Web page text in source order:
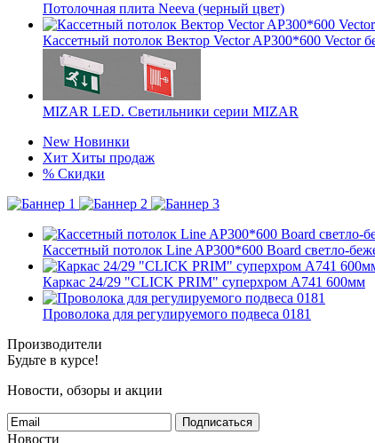
Потолочная плита Neeva (черный цвет)
Кассетный потолок Вектор Vector AP300*600 Vector
MIZAR LED. Светильники серии MIZAR
New Новинки
Хит Хиты продаж
% Скидки
Кассетный потолок Line AP300*600 Board светло-
Каркас 24/29 "CLICK PRIM" суперхром А741 600мм
Проволока для регулируемого подвеса 0181
Производители
Будьте в курсе!
Новости, обзоры и акции
Подписаться
Новости